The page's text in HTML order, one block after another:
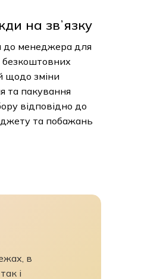
до менеджера для
зміни
пакування
відповідно до
та побажань
в
і